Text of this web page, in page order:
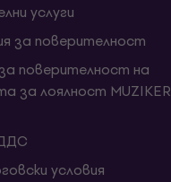
услуги
за поверителност
поверителност на
за лоялност MUZIKER
условия